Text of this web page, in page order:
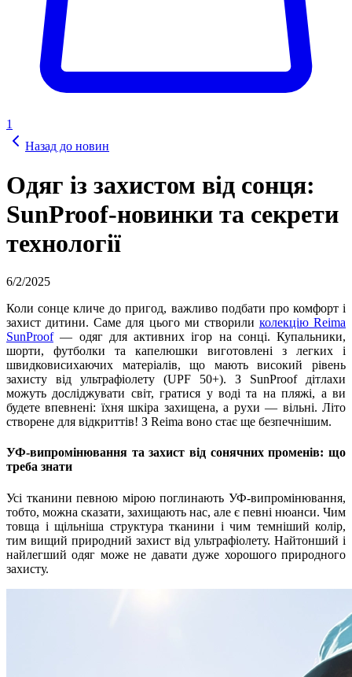
1
Назад до новин
Одяг із захистом від сонця:
SunProof-новинки та секрети
технології
6/2/2025
Коли сонце кличе до пригод, важливо подбати про комфорт і
захист дитини. Саме для цього ми створили колекцію Reima
SunProof— одяг для активних ігор на сонці. Купальники,
шорти, футболки та капелюшки виготовлені з легких і
швидковисихаючих матеріалів, що мають високий рівень
захисту від ультрафіолету (UPF 50+). З SunProof дітлахи
можуть досліджувати світ, гратися у воді та на пляжі, а ви
будете впевнені: їхня шкіра захищена, а рухи — вільні. Літо
створене для відкриттів! З Reima воно стає ще безпечнішим.
УФ-випромінювання та захист від сонячних променів: що
треба знати
Усі тканини певною мірою поглинають УФ-випромінювання,
тобто, можна сказати, захищають нас, але є певні нюанси. Чим
товща і щільніша структура тканини і чим темніший колір,
тим вищий природний захист від ультрафіолету. Найтонший і
найлегший одяг може не давати дуже хорошого природного
захисту.